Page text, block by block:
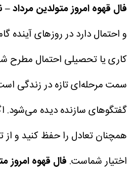
فال قهوه امروز متولدین مرداد
و احتمال دارد در روزهای
کاری یا تحصیلی احتمال مطرح
سمت مرحله‌ای تازه در زندگی
گفتگوهای سازنده دیده می‌شود.
همچنان تعادل را حفظ کنید و از
اختیار شماست. فال قهوه امروز